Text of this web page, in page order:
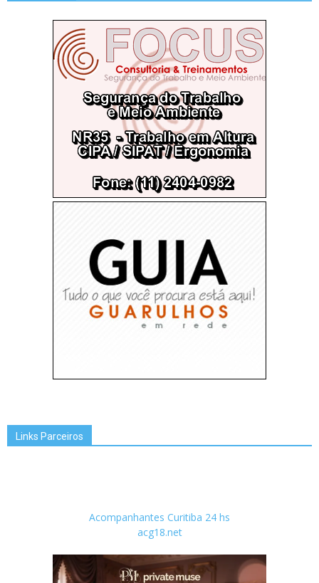
Links Parceiros
Acompanhantes Curitiba 24 hs
acg18.net